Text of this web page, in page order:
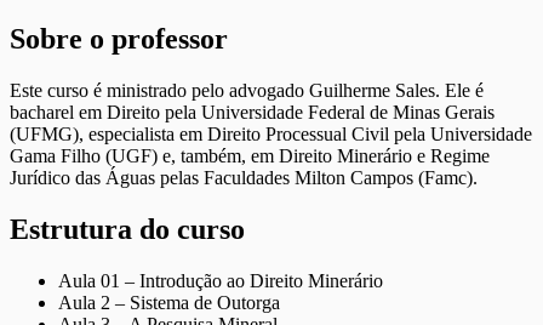
Sobre o professor
Este curso é ministrado pelo advogado Guilherme Sales. Ele é
bacharel em Direito pela Universidade Federal de Minas Gerais
(UFMG), especialista em Direito Processual Civil pela Universidade
Gama Filho (UGF) e, também, em Direito Minerário e Regime
Jurídico das Águas pelas Faculdades Milton Campos (Famc).
Estrutura do curso
Aula 01 – Introdução ao Direito Minerário
Aula 2 – Sistema de Outorga